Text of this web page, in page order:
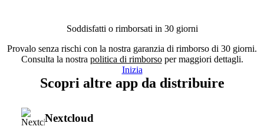
Soddisfatti o rimborsati in 30 giorni
Provalo senza rischi con la nostra garanzia di rimborso di 30 giorni.
Consulta la nostra politica di rimborsoper maggiori dettagli.
Inizia
Scopri altre app da distribuire
Nextcloud